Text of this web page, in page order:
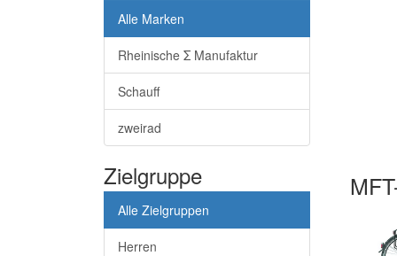
Alle Marken
Rheinische Σ Manufaktur
Schauff
zweirad
Zielgruppe
Alle Zielgruppen
Herren